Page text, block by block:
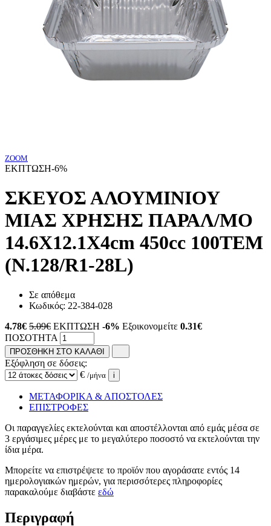
ZOOM
ΕΚΠΤΩΣΗ-6%
ΣΚΕΥΟΣ ΑΛΟΥΜΙΝΙΟΥ
ΜΙΑΣ ΧΡΗΣΗΣ ΠΑΡΑΛ/ΜΟ
14.6X12.1X4cm 450cc 100ΤΕΜ
(N.128/R1-28L)
Σε απόθεμα
Κωδικός: 22-384-028
4.78€ 5.09€ ΕΚΠΤΩΣΗ -6% Εξοικονομείτε 0.31€
ΠΟΣΟΤΗΤΑ
ΠΡΟΣΘΗΚΗ ΣΤΟ ΚΑΛΑΘΙ
Εξόφληση σε δόσεις:
€ /μήνα i
ΜΕΤΑΦΟΡΙΚΑ & ΑΠΟΣΤΟΛΕΣ
ΕΠΙΣΤΡΟΦΕΣ
Οι παραγγελίες εκτελούνται και αποστέλλονται από εμάς μέσα σε
3 εργάσιμες μέρες με το μεγαλύτερο ποσοστό να εκτελούνται την
ίδια μέρα.
Μπορείτε να επιστρέψετε το προϊόν που αγοράσατε εντός 14
ημερολογιακών ημερών, για περισσότερες πληροφορίες
παρακαλούμε διαβάστε εδώ
Περιγραφή